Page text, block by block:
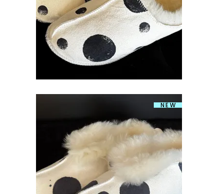
€49.00
NEW
LAMBANAHAST SUSSID MUMMULINE
40-41 KÕRGE ÄÄREGA
59.00